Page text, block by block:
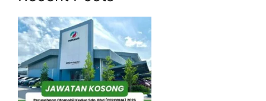
MySTEP yang kami telah sediakan.